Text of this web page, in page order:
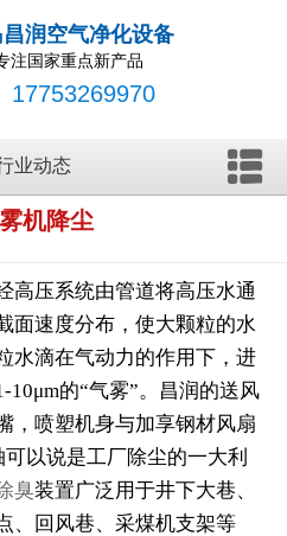
润空气净化设备
注国家重点新产品
17753269970
业动态
机降尘
高压系统由管道将高压水通
面速度分布，使大颗粒的水
水滴在气动力的作用下，进
的“气雾”。昌润的送风
，喷塑机身与加享钢材风扇
以说是工厂除尘的一大利
臭装置广泛用于井下大巷、
、回风巷、采煤机支架等